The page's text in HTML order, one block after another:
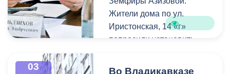
выполнен из
архитектурного бетона.
Как и на других участках
с металлическими
Жители дома по ул.
Иристонская, 14 «г»
попросили установить
03
Во Владикавказе